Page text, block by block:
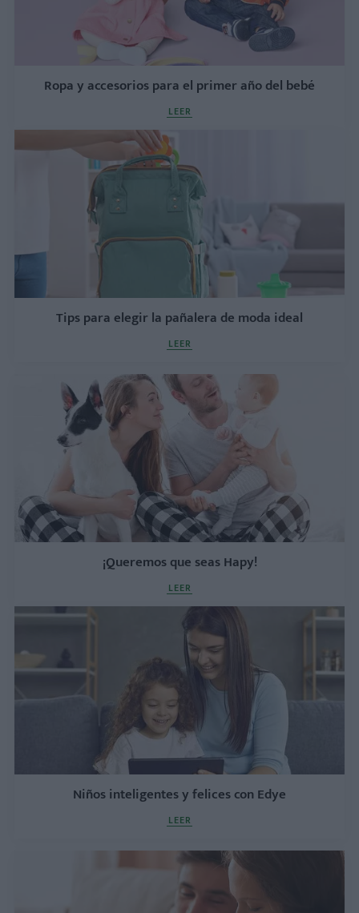
Ropa y accesorios para el primer año del bebé
LEER
Tips para elegir la pañalera de moda ideal
LEER
¡Queremos que seas Hapy!
LEER
Niños inteligentes y felices con Edye
LEER